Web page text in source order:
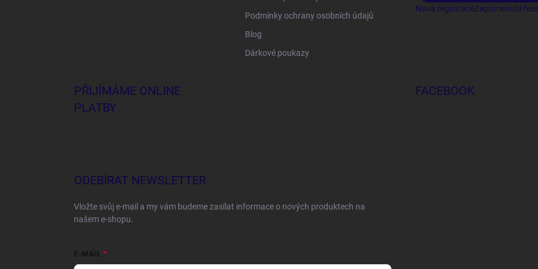
Podmínky ochrany osobních údajů
Blog
Dárkové poukazy
Nová registraceZapomenuté
PŘIJÍMÁME ONLINE
PLATBY
FACEBOOK
ODEBÍRAT NEWSLETTER
Vložte svůj e-mail a my vám budeme zasílat informace o nových produktech na
našem e-shopu.
E-MAIL